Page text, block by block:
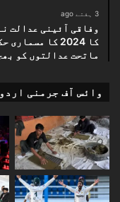
3 ہفتے ago
وفاقی آئینی عدالت
کا 2024 کا
ماتحت عدالتوں کو
وائس آف جرمنی